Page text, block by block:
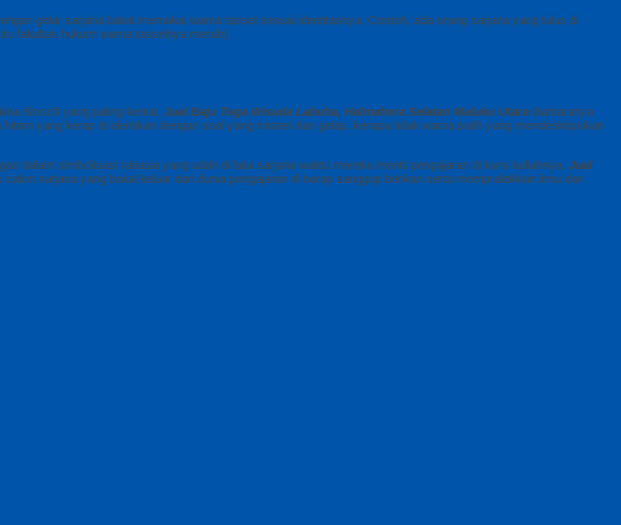
gelar sarjana bakal memakai warna tassel sesuai identitasnya. Contoh, ada orang sarjana yang lulus di
fakultas hukum warna tasselnya merah).
filosofi yang paling kental, Jual Baju Toga Wisuda Labuha, Halmahera Selatan Maluku Utara diantaranya
yang kerap di identikan dengan soal yang misteri dan gelap, kenapa tidak warna putih yang mendeskripsikan
dalam simbolisasi rahasia yang udah di lalui sarjana waktu mereka meniti pengajaran di kursi kuliahnya, Jual
calon sarjana yang bakal keluar dari dunia pengajaran di harap sanggup berikan serta mempraktikkan ilmu dan